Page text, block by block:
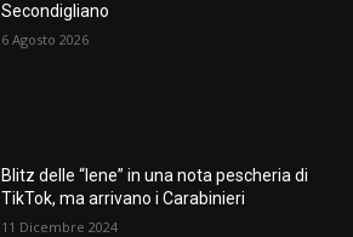
Secondigliano
6 Agosto 2026
Blitz delle “Iene” in una nota pescheria di
TikTok, ma arrivano i Carabinieri
11 Dicembre 2024